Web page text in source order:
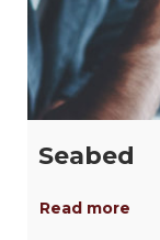
Seabed
Read more